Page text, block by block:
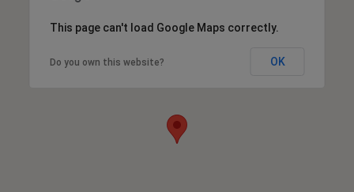
This page can't load Google Maps correctly.
Do you own this website? OK